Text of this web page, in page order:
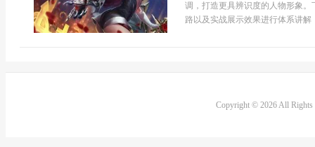
调，打造更具辨识度的人物形象
路以及实战展示效果进行体系讲解
Copyright © 2026 All